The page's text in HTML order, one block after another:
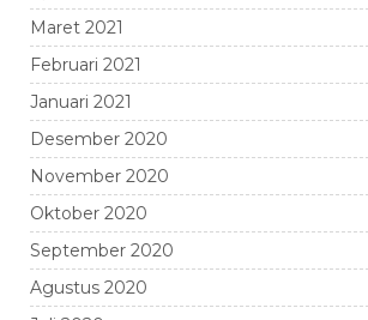
Maret 2021
Februari 2021
Januari 2021
Desember 2020
November 2020
Oktober 2020
September 2020
Agustus 2020